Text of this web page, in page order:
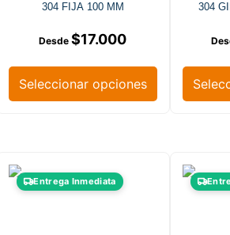
304 FIJA 100 MM
$17.000
Seleccionar opciones
304
Entrega Inmediata